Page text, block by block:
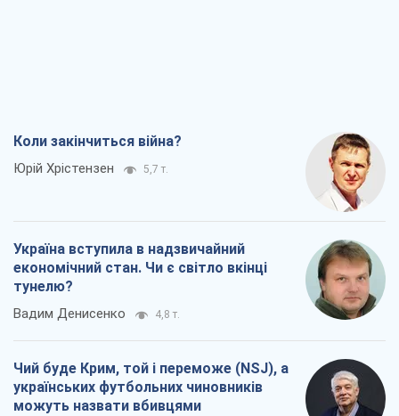
Коли закінчиться війна?
Юрій Хрістензен 5,7 т.
Україна вступила в надзвичайний
економічний стан. Чи є світло вкінці
тунелю?
Вадим Денисенко 4,8 т.
Чий буде Крим, той і переможе (NSJ), а
українських футбольних чиновників
можуть назвати вбивцями